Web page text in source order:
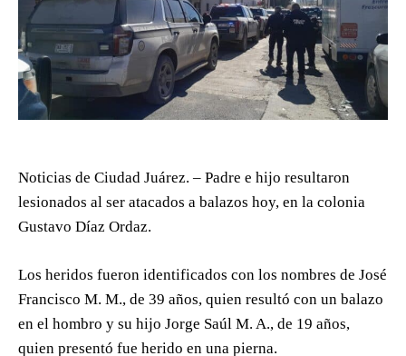
Noticias de Ciudad Juárez. – Padre e hijo resultaron
lesionados al ser atacados a balazos hoy, en la colonia
Gustavo Díaz Ordaz.
Los heridos fueron identificados con los nombres de José
Francisco M. M., de 39 años, quien resultó con un balazo
en el hombro y su hijo Jorge Saúl M. A., de 19 años,
quien presentó fue herido en una pierna.